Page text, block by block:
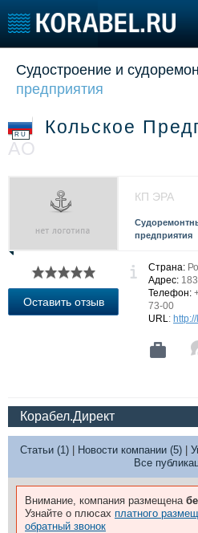
Судостроение
Пульс
Компании
Репутация
Крюинг
Журнал
Реклама
Услуги
Конференции
Выставки и семинары
Личности
Судостроение и
предприятия
RU
Кольское
АО
КП ЭРА
предприятия
Оставить отзыв
Страна:
Адрес:
Телефон:
73-00
URL:
Корабел.Директ
Статьи (1) Новости компании (5)
Все
Внимание, компания размещена
Узнайте о плюсах платного
обратный звонок